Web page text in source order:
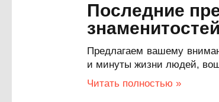
Последние
знаменитостей
Предлагаем вашему
и минуты жизни людей,
Читать полностью »